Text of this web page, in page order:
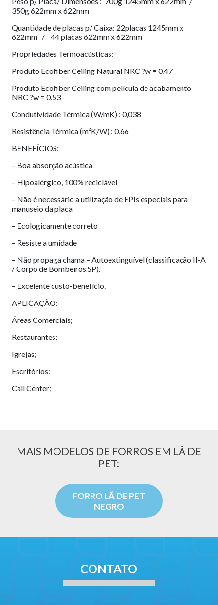
350g 622mm x 622mm
Quantidade de placas p/ Caixa: 22placas 1245mm x
622mm / 44 placas 622mm x 622mm
Propriedades Termoacústicas:
Produto Ecofiber Ceiling Natural NRC ?w = 0.47
Produto Ecofiber Ceiling com película de acabamento
NRC ?w = 0.53
Condutividade Térmica (W/mK) : 0,038
Resistência Térmica (m²K/W) : 0,66
BENEFÍCIOS:
– Boa absorção acústica
– Hipoalérgico, 100% reciclável
– Não é necessário a utilização de EPIs especiais para
manuseio da placa
– Ecologicamente correto
– Resiste a umidade
– Não propaga chama – Autoextinguível (classificação II-A
/ Corpo de Bombeiros SP).
– Excelente custo-benefício.
APLICAÇÃO:
Áreas Comerciais;
Restaurantes;
Igrejas;
Escritórios;
Call Center;
MAIS MODELOS DE FORROS EM LÃ DE
PET:
FORRO LÃ DE PET
NEGRO
CONTATO